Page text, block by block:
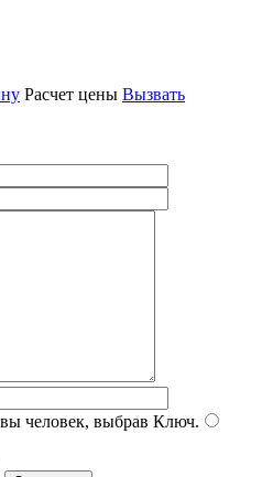
Расчет цены Вызвать
человек, выбрав Ключ.